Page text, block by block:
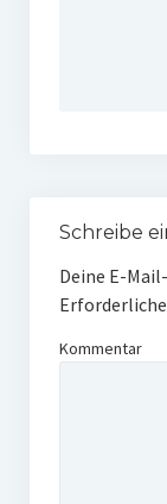
Schreibe
Deine E-
Kommentar